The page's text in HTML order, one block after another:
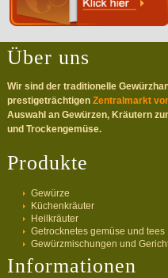
Über uns
Wir sind der traditionelle
prestigeträchtigen Zentralmarkt
Auswahl an Gewürzen, Kräutern
und Trockengemüse.
Produkte
Gewürze
Küchenkräuter
Heilkräuter
Getrocknetes gemüse und tees
Gewürzmischungen und
Informationen